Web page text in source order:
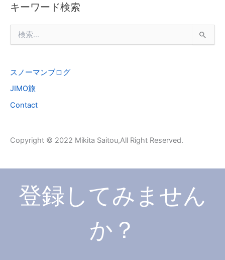
キーワード検索
索
:スノーマンブログ
JIMO旅
Contact
Copyright © 2022 Mikita Saitou,All Right Reserved.
登録してみません
か？